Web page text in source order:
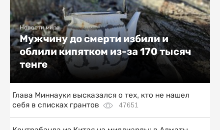
Новости мира
Мужчину до смерти избили и
облили кипятком из-за 170 тысяч
тенге
Глава Миннауки высказался о тех, кто не нашел
себя в списках грантов
47651